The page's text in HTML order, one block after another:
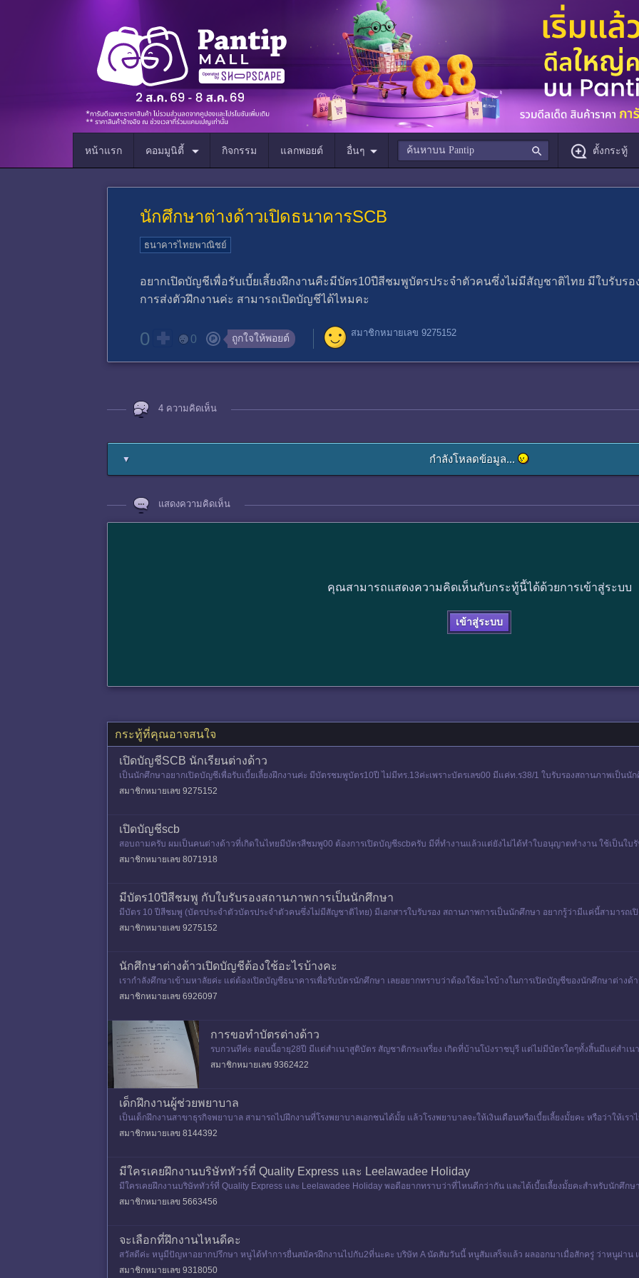
หน้าแรก คอมมูนิตี้ กิจกรรม แลกพอยต์ อื่นๆ ตั้งกระทู้
นักศึกษาต่างด้าวเปิดธนาคารSCB
ธนาคารไทยพาณิชย์
อยากเปิดบัญชีเพื่อรับเบี้ยเลี้ยงฝึกงานคืะมีบัตร10ปีสีชมพูบัตรประจำตัวคนซึ่งไม่มีสัญชาติไทย มีใบรับรอ
การส่งตัวฝึกงานค่ะ สามารถเปิดบัญชีได้ไหมคะ
0 0 ถูกใจให้พอยต์ สมาชิกหมายเลข 9275152
4 ความคิดเห็น
▼ กำลังโหลดข้อมูล...
แสดงความคิดเห็น
คุณสามารถแสดงความคิดเห็นกับกระทู้นี้ได้ด้วยการเข้าสู่ระบบ
เข้าสู่ระบบ
กระทู้ที่คุณอาจสนใจ
เปิดบัญชีSCB นักเรียนต่างด้าว
เป็นนักศึกษาอยากเปิดบัญชีเพื่อรับเบี้ยเลี้ยงฝึกงานค่ะ มีบัตรชมพูบัตร10ปี ไม่มีทร.13ค่ะเพราะบัตรเลข00 มีแค่ท.ร38/1 ใบรับรองสถานภาพเป็นนั
สมาชิกหมายเลข 9275152
เปิดบัญชีscb
สอบถามครับ ผมเป็นคนต่างด้าวที่เกิดในไทยมีบัตรสีชมพู00 ต้องการเปิดบัญชีscbครับ มีที่ทำงานแล้วแต่ยังไม่ได้ทำใบอนุญาตทำงาน ใช้เป็นใบ
มธนาคารแล้วเขาบอกว่า
สมาชิกหมายเลข 8071918
มีบัตร10ปีสีชมพู กับใบรับรองสถานภาพการเป็นนักศึกษา
มีบัตร 10 ปีสีชมพู (บัตรประจำตัวบัตรประจำตัวคนซึ่งไม่มีสัญชาติไทย) มีเอกสารใบรับรอง สถานภาพการเป็นนักศึกษา อยากรู้ว่ามีแค่นี้สามารถเ
สมาชิกหมายเลข 9275152
นักศึกษาต่างด้าวเปิดบัญชีต้องใช้อะไรบ้างคะ
เรากำลังศึกษาเข้ามหาลัยค่ะ แต่ต้องเปิดบัญชีธนาคารเพื่อรับบัตรนักศึกษา เลยอยากทราบว่าต้องใช้อะไรบ้างในการเปิดบัญชีของนักศึกษาต่า
ญชาติไทย)
สมาชิกหมายเลข 6926097
การขอทำบัตรต่างด้าว
รบกวนทีค่ะ ตอนนี้อายุ28ปี มีแต่สำเนาสูติบัตร สัญชาติกระเหรี่ยง เกิดที่บ้านโป่งราชบุรี แต่ไม่มีบัตรใดๆทั้งสิ้นมีแค่สำเ
ถามว่า ถ้าจะไปขอทำบัตรต่างด้าวยัง
สมาชิกหมายเลข 9362422
เด็กฝึกงานผู้ช่วยพยาบาล
เป็นเด็กฝึกงานสาขาธุรกิจพยาบาล สามารถไปฝึกงานที่โรงพยาบาลเอกชนได้มั้ย แล้วโรงพยาบาลจะให้เงินเดือนหรือเบี้ยเลี้ยงมั้ยคะ หรือว่าให้เรา
สมาชิกหมายเลข 8144392
มีใครเคยฝึกงานบริษัททัวร์ที่ Quality Express และ Leelawadee Holiday
มีใครเคยฝึกงานบริษัททัวร์ที่ Quality Express และ Leelawadee Holiday พอดีอยากทราบว่าที่ไหนดีกว่ากัน และได้เบี้ยเลี้ยงมั้ยคะสำหรับนักศึกษ
สมาชิกหมายเลข 5663456
จะเลือกที่ฝึกงานไหนดีคะ
สวัสดีค่ะ หนูมีปัญหาอยากปรึกษา หนูได้ทำการยื่นสมัครฝึกงานไปกับ2ที่นะคะ บริษัท A นัดสัมวันนี้ หนูสัมเสร็จแล้ว ผลออกมาเมื่อสักครู่ ว่าหนูผ่าน
บบริษ
สมาชิกหมายเลข 9318050